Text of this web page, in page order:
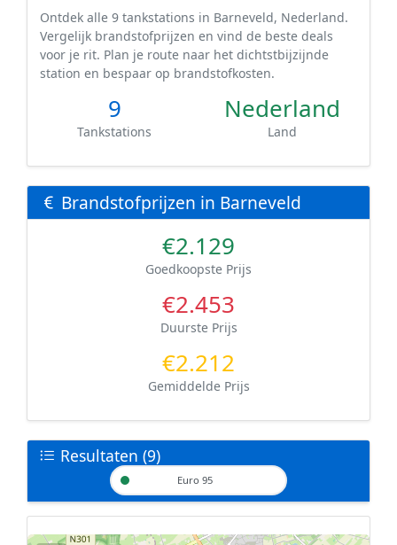
Ontdek alle 9 tankstations in Barneveld, Nederland.
Vergelijk brandstofprijzen en vind de beste deals
voor je rit. Plan je route naar het dichtstbijzijnde
station en bespaar op brandstofkosten.
9
Tankstations
Nederland
Land
Brandstofprijzen in Barneveld
€2.129
Goedkoopste Prijs
€2.453
Duurste Prijs
€2.212
Gemiddelde Prijs
Resultaten (9)
Euro 95